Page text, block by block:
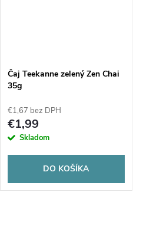
Čaj Teekanne zelený Zen Chai
35g
€1,67 bez DPH
€1,99
Skladom
DO KOŠÍKA